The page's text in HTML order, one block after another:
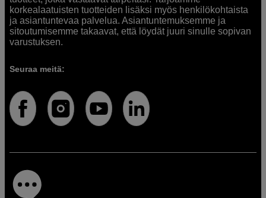
korkealaatuisten tuotteiden lisäksi myös henkilökohtaista
ja asiantuntevaa palvelua. Asiantuntemuksemme ja
sitoutumisemme takaavat, että löydät juuri sinulle sopivan
varustuksen.
Seuraa meitä: